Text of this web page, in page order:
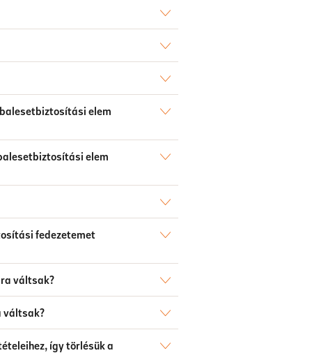
elem
elem
fedezetemet
váltsak?
váltsak?
így törlésük a